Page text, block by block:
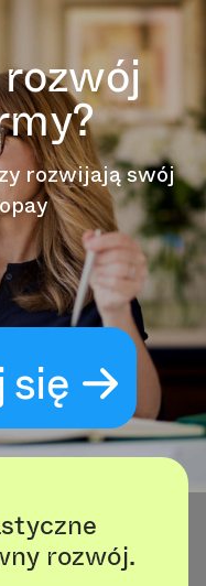
rozwijają swój
się
rozwój.